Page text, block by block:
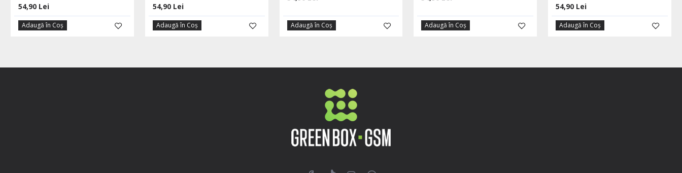
54,90 Lei
Adaugă în Coş
54,90 Lei
Adaugă în Coş Adaugă în Coş Adaugă în Coş
54,90 Lei
Adaugă în Coş